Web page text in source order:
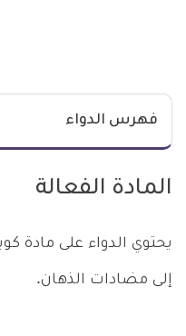
فهرس الدواء
المادة الفعالة
إلى مضادات الذهان.